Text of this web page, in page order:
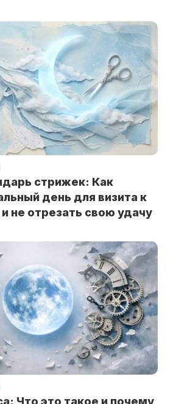
стрижек: Как
день для визита к
не отрезать свою удачу